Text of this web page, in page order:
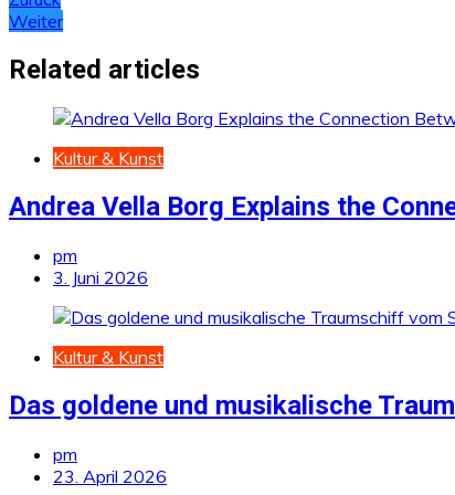
Weiter
Related articles
Kultur & Kunst
Andrea Vella Borg Explains the
pm
3. Juni 2026
Kultur & Kunst
Das goldene und musikalische
pm
23. April 2026